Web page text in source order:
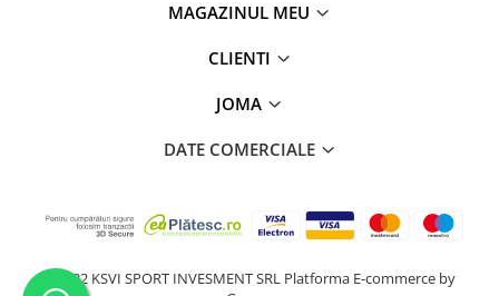
MAGAZINUL MEU
CLIENTI
JOMA
DATE COMERCIALE
@2022 KSVI SPORT INVESMENT SRL Platforma E-commerce by